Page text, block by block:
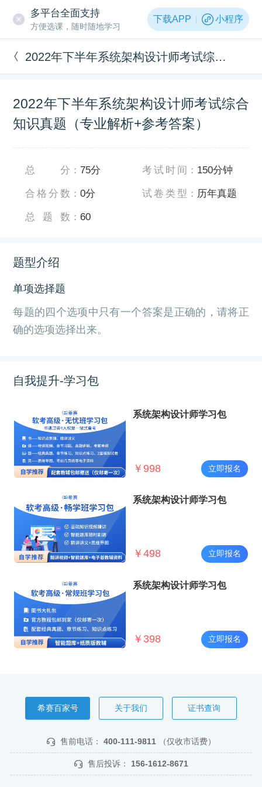
多平台全面支持
方便选课，随时随地学习
下载APP 小程序
2022年下半年系统架构设计师考试综合知识真题（专业解析+参考答案）
2022年下半年系统架构设计师考试综合
知识真题（专业解析+参考答案）
总分 ：75分
合格分数 ：0分
总题数 ：60
考试时间 ： 150分钟
试卷类型 ： 历年真题
题型介绍
单项选择题
每题的四个选项中只有一个答案是正确的，请将正
确的选项选择出来。
自我提升-学习包
系统架构设计师学习包
￥ 998 立即报名
系统架构设计师学习包
￥ 498 立即报名
系统架构设计师学习包
￥ 398 立即报名
希赛百家号 关于我们 证书查询
售前电话： 400-111-9811 （仅收市话费）
售后投诉： 156-1612-8671